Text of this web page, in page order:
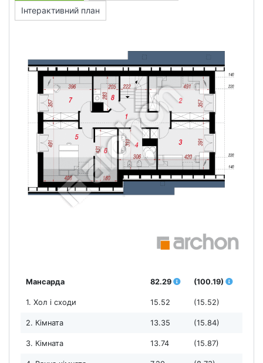
Інтерактивний план
Мансарда 82.29 (100.19)
1. Хол і сходи 15.52 (15.52)
2. Кімната 13.35 (15.84)
3. Кімната 13.74 (15.87)